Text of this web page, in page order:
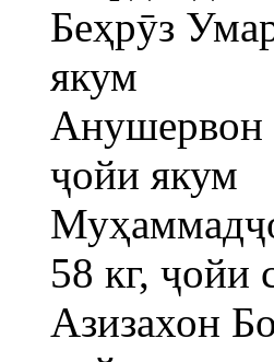
Беҳрӯз
якум
Анушервон
ҷойи якум
58 кг, ҷойи
Азизахон